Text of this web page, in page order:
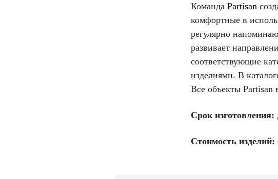
Команда Partisan
комфортные в
регулярно
развивает
соответствующие
изделиями. В
Все объекты Partisan
Срок изготовления:
Стоимость изделий: